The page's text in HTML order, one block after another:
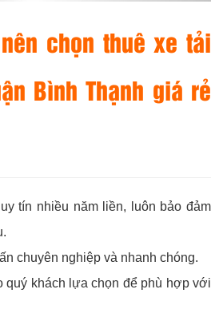
chọn thuê xe tải
Bình Thạnh giá rẻ
tín nhiều năm liền, luôn bảo đảm
chuyên nghiệp và nhanh chóng.
quý khách lựa chọn để phù hợp với